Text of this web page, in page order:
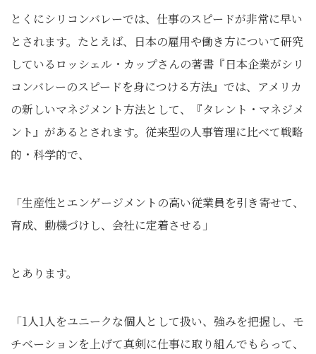
とくにシリコンバレーでは、仕事のスピードが非常に早い
とされます。たとえば、日本の雇用や働き方について研究
しているロッシェル・カップさんの著書『日本企業がシリ
コンバレーのスピードを身につける方法』では、アメリカ
の新しいマネジメント方法として、『タレント・マネジメ
ント』があるとされます。従来型の人事管理に比べて戦略
的・科学的で、
「生産性とエンゲージメントの高い従業員を引き寄せて、
育成、動機づけし、会社に定着させる」
とあります。
「1人1人をユニークな個人として扱い、強みを把握し、モ
チベーションを上げて真剣に仕事に取り組んでもらって、